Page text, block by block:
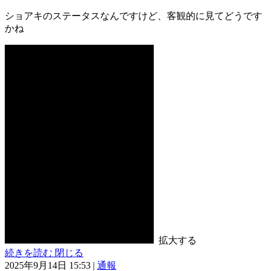
ショアキのステータスなんですけど、客観的に見てどうです
かね
拡大する
続きを読む 閉じる
2025年9月14日 15:53 | 通報